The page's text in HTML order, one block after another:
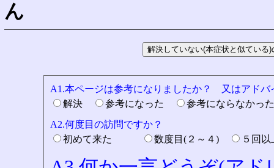
ん
A1.本ページは参考になりましたか？ 又はアドバ
解決
参考になった
参考にならなか
A2.何度目の訪問ですか？
初めて来た
数度目(２～４) ５回